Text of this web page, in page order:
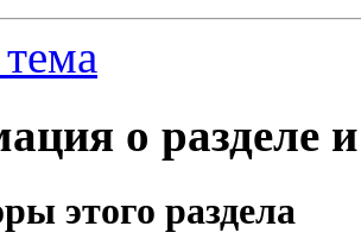
о разделе
этого раздела